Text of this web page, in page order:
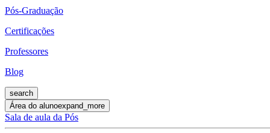
Pós-Graduação
Certificações
Professores
Blog
search
Área do alunoexpand_more
Sala de aula da Pós